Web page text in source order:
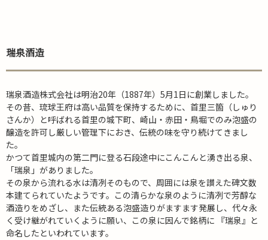
瑞泉酒造
瑞泉酒造株式会社は明治20年（1887年）5月1日に創業しました。
その昔、琉球王府は高い品質を保持するために、首里三箇（しゅり
さんか）と呼ばれる首里の城下町、崎山・赤田・鳥堀でのみ泡盛の
醸造を許可し厳しい管理下におき、伝統の味を守り続けてきまし
た。
かつて首里城内の第二門に登る石段途中にこんこんと湧き出る泉、
「瑞泉」がありました。
その泉から流れる水は清冽そのもので、周囲には泉を讃えた碑文数
本建てられていたようです。この清らかな泉のように清冽で芳醇な
酒造りをめざし、また伝統ある泡盛造りがますます発展し、代々永
く受け継がれていくように願い、この泉に因んで銘柄に 『瑞泉』と
命名したといわれています。